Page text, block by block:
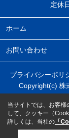
定休
ホーム
お問い合わせ
プライバシーポリ
Copyright(c) 株
当サイトでは、お客様
して、クッキー（
詳しくは、当社の 「